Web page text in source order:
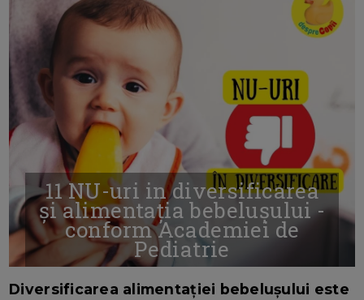
11 NU-uri in diversificarea
și alimentația bebelușului -
conform Academiei de
Pediatrie
Diversificarea alimentației bebelușului este